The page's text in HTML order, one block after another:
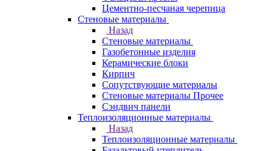
Цементно-песчаная черепица
Стеновые материалы
Назад
Стеновые материалы
Газобетонные изделия
Керамические блоки
Кирпич
Сопутствующие материалы
Стеновые материалы Прочее
Сэндвич панели
Теплоизоляционные материалы
Назад
Теплоизоляционные материалы